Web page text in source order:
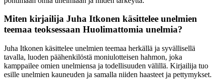
Miten kirjailija Juha Itkonen käsittelee unelmien
teemaa teoksessaan Huolimattomia unelmia?
Juha Itkonen käsittelee unelmien teemaa herkällä ja syvällisellä
tavalla, luoden päähenkilöstä moniulotteisen hahmon, joka
kamppailee omien unelmiensa ja todellisuuden välillä. Kirjailija tuo
esille unelmien kauneuden ja samalla niiden haasteet ja pettymykset.